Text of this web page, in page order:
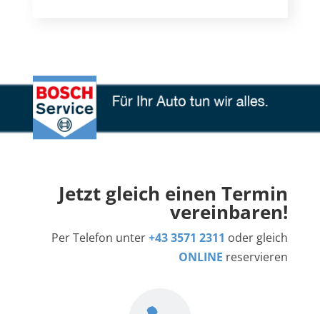
Jetzt gleich einen Termin
vereinbaren!
Per Telefon unter+43 3571 2311 oder gleich
ONLINE reservieren